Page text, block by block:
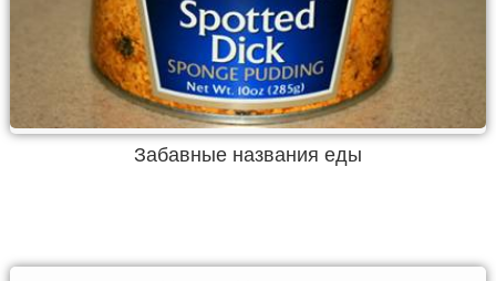
Забавные названия еды